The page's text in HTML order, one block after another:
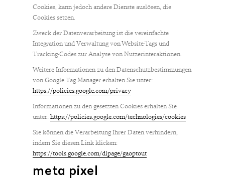
Cookies, kann jedoch andere Dienste auslösen, die
Cookies setzen.
Zweck der Datenverarbeitung ist die vereinfachte
Integration und Verwaltung von Website-Tags und
Tracking-Codes zur Analyse von Nutzerinteraktionen.
Weitere Informationen zu den Datenschutzbestimmungen
von Google Tag Manager erhalten Sie unter:
https://policies.google.com/privacy
Informationen zu den gesetzten Cookies erhalten Sie
unter:https://policies.google.com/technologies/cookies
Sie können die Verarbeitung Ihrer Daten verhindern,
indem Sie diesen Link klicken:
https://tools.google.com/dlpage/gaoptout
meta pixel